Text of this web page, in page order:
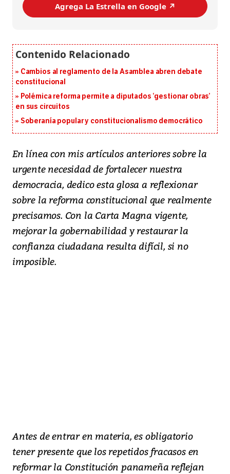
Agrega La Estrella en Google ↗️
Cambios al reglamento de la Asamblea abren debate
constitucional
Polémica reforma permite a diputados ‘gestionar obras’
en sus circuitos
Soberanía popular y constitucionalismo democrático
En línea con mis artículos anteriores sobre la
urgente necesidad de fortalecer nuestra
democracia, dedico esta glosa a reflexionar
sobre la reforma constitucional que realmente
precisamos. Con la Carta Magna vigente,
mejorar la gobernabilidad y restaurar la
confianza ciudadana resulta difícil, si no
imposible.
Antes de entrar en materia, es obligatorio
tener presente que los repetidos fracasos en
reformar la Constitución panameña reflejan